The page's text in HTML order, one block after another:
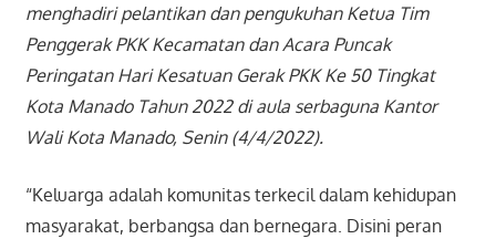
menghadiri pelantikan dan pengukuhan Ketua Tim
Penggerak PKK Kecamatan dan Acara Puncak
Peringatan Hari Kesatuan Gerak PKK Ke 50 Tingkat
Kota Manado Tahun 2022 di aula serbaguna Kantor
Wali Kota Manado, Senin (4/4/2022).
“Keluarga adalah komunitas terkecil dalam kehidupan
masyarakat, berbangsa dan bernegara. Disini peran